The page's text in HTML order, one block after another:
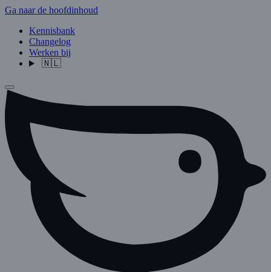
Ga naar de hoofdinhoud
Kennisbank
Changelog
Werken bij
🇳🇱